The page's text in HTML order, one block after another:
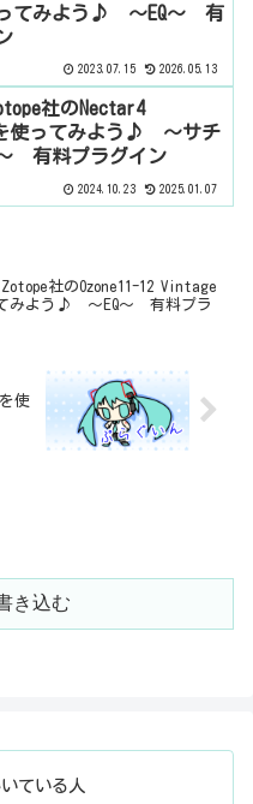
ってみよう♪ ～EQ～ 有
2023.07.15 2026.05.13
社のNectar4
使ってみよう♪ ～サチ
有料プラグイン
2024.10.23 2025.01.07
社のOzone11-12 Vintage
てみよう♪ ～EQ～ 有料プラ
使
き込む
ている人